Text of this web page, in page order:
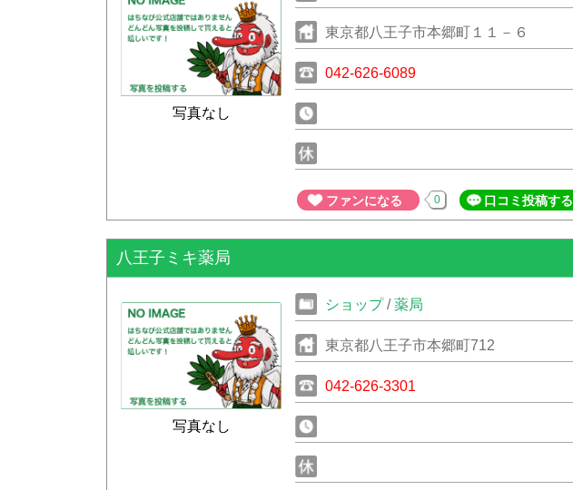
写真なし
東京都八王子市本郷町１１－６
042-626-6089
ファンになる 0 口コミ投稿する
八王子ミキ薬局
写真なし
ショップ/薬局
東京都八王子市本郷町712
042-626-3301